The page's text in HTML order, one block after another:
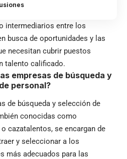
intermediarios entre los
busca de oportunidades y las
necesitan cubrir puestos
talento calificado.
empresas de búsqueda y
personal?
de búsqueda y selección de
conocidas como
o cazatalentos, se encargan de
y seleccionar a los
más adecuados para las